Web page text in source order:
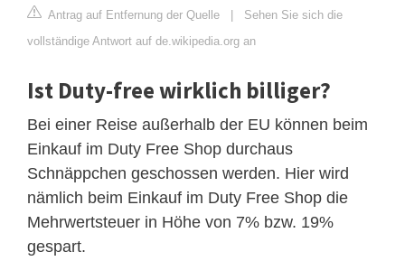
Antrag auf Entfernung der Quelle | Sehen Sie sich die
vollständige Antwort auf de.wikipedia.org an
Ist Duty-free wirklich billiger?
Bei einer Reise außerhalb der EU können beim
Einkauf im Duty Free Shop durchaus
Schnäppchen geschossen werden. Hier wird
nämlich beim Einkauf im Duty Free Shop die
Mehrwertsteuer in Höhe von 7% bzw. 19%
gespart.